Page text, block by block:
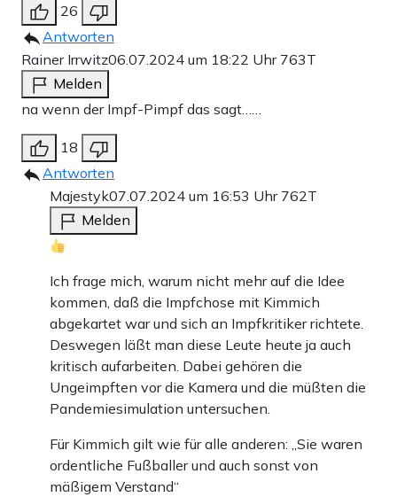
26
Antworten
Rainer Irrwitz06.07.2024 um 18:22 Uhr 763T
Melden
na wenn der Impf-Pimpf das sagt……
18
Antworten
Majestyk07.07.2024 um 16:53 Uhr 762T
Melden
Ich frage mich, warum nicht mehr auf die Idee
kommen, daß die Impfchose mit Kimmich
abgekartet war und sich an Impfkritiker richtete.
Deswegen läßt man diese Leute heute ja auch
kritisch aufarbeiten. Dabei gehören die
Ungeimpften vor die Kamera und die müßten die
Pandemiesimulation untersuchen.
Für Kimmich gilt wie für alle anderen: „Sie waren
ordentliche Fußballer und auch sonst von
mäßigem Verstand“